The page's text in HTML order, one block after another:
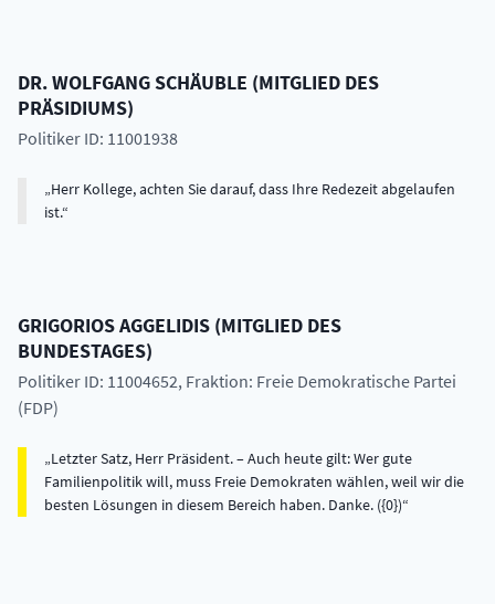
DR.WOLFGANGSCHÄUBLE (MITGLIED DES
PRÄSIDIUMS)
Politiker ID: 11001938
Herr Kollege, achten Sie darauf, dass Ihre Redezeit abgelaufen
ist.
GRIGORIOSAGGELIDIS (MITGLIED DES
BUNDESTAGES)
Politiker ID: 11004652, Fraktion: Freie Demokratische Partei
(FDP)
Letzter Satz, Herr Präsident. – Auch heute gilt: Wer gute
Familienpolitik will, muss Freie Demokraten wählen, weil wir die
besten Lösungen in diesem Bereich haben. Danke. ({0})